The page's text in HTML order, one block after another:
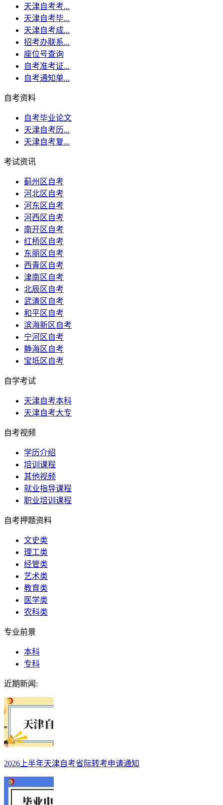
天津自考考...
天津自考毕...
天津自考成...
招考办联系...
座位号查询
自考准考证...
自考通知单...
自考资料
自考毕业论文
天津自考历...
天津自考复...
考试资讯
蓟州区自考
河北区自考
河东区自考
河西区自考
南开区自考
红桥区自考
东丽区自考
西青区自考
津南区自考
北辰区自考
武清区自考
和平区自考
滨海新区自考
宁河区自考
静海区自考
宝坻区自考
自学考试
天津自考本科
天津自考大专
自考视频
学历介绍
培训课程
其他视频
就业指导课程
职业培训课程
自考押题资料
文史类
理工类
经管类
艺术类
教育类
医学类
农科类
专业前景
本科
专科
近期新闻:
2026上半年天津自考省际转考申请通知